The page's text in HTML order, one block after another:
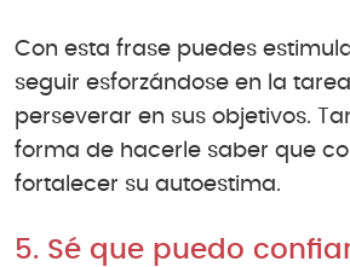
Con esta frase puedes
seguir esforzándose en la
perseverar en sus objetivos.
forma de hacerle saber que
fortalecer su autoestima.
5. Sé que puedo